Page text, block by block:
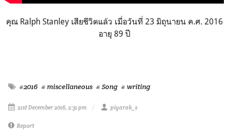
คุณ Ralph Stanley เสียชีวิตแล้ว เมื่อวันที่ 23 มิถุนายน ค.ศ. 2016
อายุ 89 ปี
#2016 # miscellaneous # Song # writing
21st December 2016, 2:31 pm piyarak_s
Report